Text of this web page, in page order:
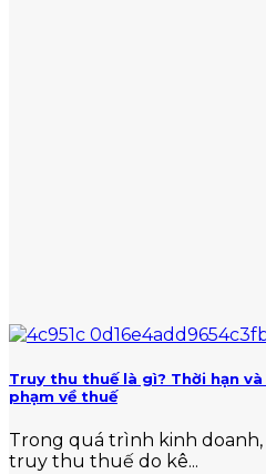
Truy thu thuế là gì? Thời hạn
phạm về thuế
Trong quá trình kinh
truy thu thuế do kê...